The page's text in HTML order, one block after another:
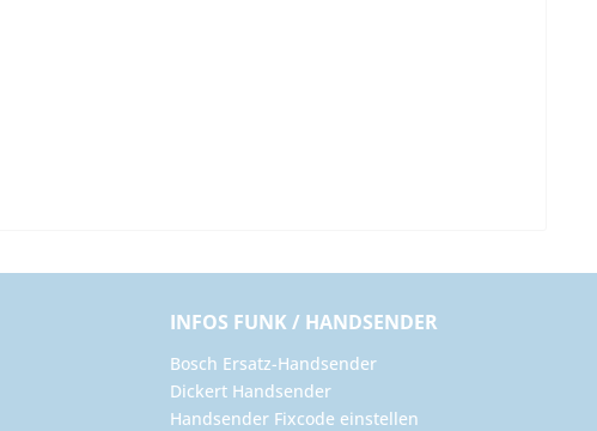
INFOS FUNK / HANDSENDER
Bosch Ersatz-Handsender
Dickert Handsender
Handsender Fixcode einstellen